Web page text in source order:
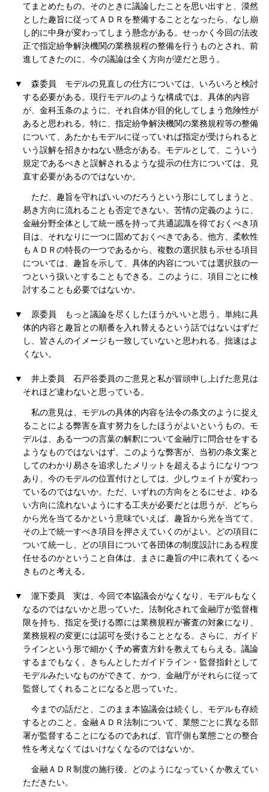
てまとめたもの。そのときに議論したことを思い出すと、漠然
とした趣旨に従ってＡＤＲを整備することとなったら、なし崩
し的に中身が変わってしまう懸念がある。せっかく今回の法改
正で指定紛争解決機関の業務規程の整備を行うものとされ、前
進してきたのに、今の議論は全く方向が逆だと思う。
▼ 森委員
モデルの見直しの仕方については、いろいろと検討
する必要がある。現行モデルのような構成では、具体的内容
が、金科玉条のように、それ自体が目的化してしまう危険性が
あると思われる。特に、指定紛争解決機関の業務規程等の整備
について、あたかもモデルに従っていれば指定が受けられると
いう誤解を招きかねない懸念がある。モデルとして、こういう
規定であるべきと誤解されるような提示の仕方については、見
直す必要があるのではないか。
ただ、趣旨を守ればいいのだろうという形にしてしまうと、
易き方向に流れることも否定できない。苦情の定義のように、
金融分野全体として統一感を持って共通認識を得ておくべき項
目は、それなりに一つに固めておくべきである。他方、柔軟性
もＡＤＲの特長の一つであるから、複数の選択肢も示せる項目
については、趣旨を示して、具体的内容については選択肢の一
つという扱いとすることもできる。このように、項目ごとに検
討することも必要ではないか。
▼ 原委員
もっと議論を尽くしたほうがいいと思う。単純に具
体的内容と趣旨との順番を入れ替えるという話ではないはずだ
し、皆さんのイメージも一致していないと思われる。拙速はよ
くない。
▼ 井上委員
石戸谷委員のご意見と私が冒頭申し上げた意見は
それほど違わないと思っている。
私の意見は、モデルの具体的内容を法令の条文のように捉え
ることによる弊害を直す努力をしたほうがよいというもの。モ
デルは、ある一つの言葉の解釈について金融庁に問合せをする
ようなものではないはず。このような弊害が、当初の条文案と
してのわかり易さを追求したメリットを超えるようになりつつ
あり、今のモデルの位置付けとしては、少しウェイトが変わっ
ているのではないか。ただ、いずれの方向をとるにせよ、ゆる
い方向に流れないようにする工夫が必要だとは思うが、どちら
から光を当てるかという意味でいえば、趣旨から光を当てて、
その上で統一すべき項目を押さえていくのがよい。どの項目に
ついて統一し、どの項目について各団体の制度設計にある程度
任せるのかということ自体は、まさに趣旨の中に表れてくるべ
きものと考える。
▼ 瀧下委員
実は、今回で本協議会がなくなり、モデルもなく
なるのではないかと思っていた。法制化されて金融庁が監督権
限を持ち、指定を受ける際には業務規程が審査の対象になり、
業務規程の変更には認可を受けることとなる。さらに、ガイド
ラインという形で細かく予め審査方針を教えてもらえる。議論
するまでもなく、きちんとしたガイドライン・監督指針として
モデルみたいなものができて、かつ、金融庁がそれらに従って
監督してくれることになると思っていた。
今までの話だと、このまま本協議会は続くし、モデルも存続
するとのこと。金融ＡＤＲ法制について、業態ごとに異なる部
署が監督することになるのであれば、官庁側も業態ごとの整合
性を考えなくてはいけなくなるのではないか。
金融ＡＤＲ制度の施行後、どのようになっていくか教えてい
ただきたい。